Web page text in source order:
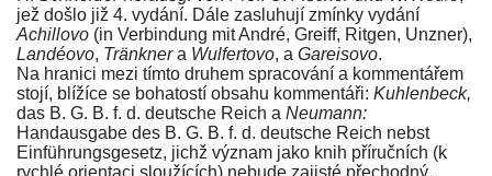
jež došlo již 4. vydání. Dále zasluhují zmínky vydání
Achillovo (in Verbindung mit André, Greiff, Ritgen, Unzner),
Landéovo, Tränknera Wulfertovo, a Gareisovo.
Na hranici mezi tímto druhem spracování a kommentářem
stojí, blížíce se bohatostí obsahu kommentáři: Kuhlenbeck,
das B. G. B. f. d. deutsche Reich a Neumann:
Handausgabe des B. G. B. f. d. deutsche Reich nebst
Einführungsgesetz, jichž význam jako knih příručních (k
rychlé orientaci sloužících) nebude zajisté přechodný,